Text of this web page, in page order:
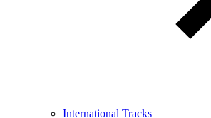
International Tracks